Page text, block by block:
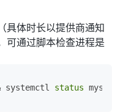
具体时长以提供商通知
可通过脚本检查进程是
systemctl status mysql